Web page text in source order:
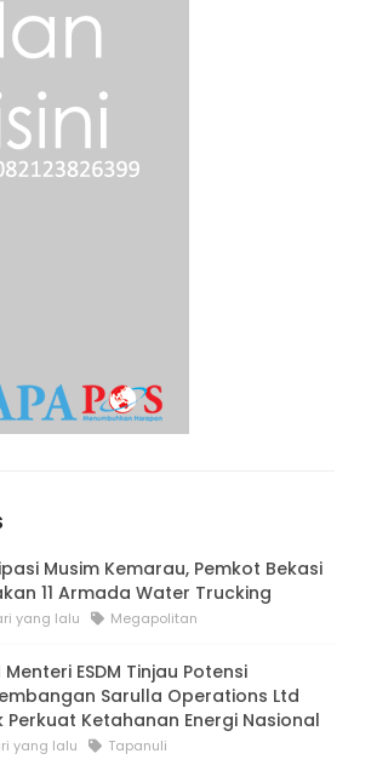
Musim Kemarau, Pemkot Bekasi
11 Armada Water Trucking
yang lalu Megapolitan
ESDM Tinjau Potensi
Sarulla Operations Ltd
Perkuat Ketahanan Energi Nasional
yang lalu Tapanuli